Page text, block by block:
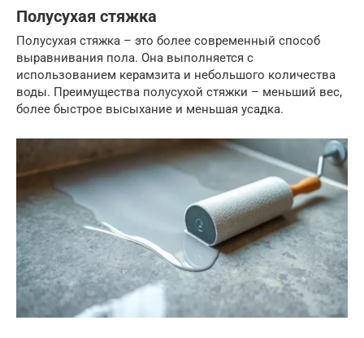
Полусухая стяжка
Полусухая стяжка – это более современный способ
выравнивания пола. Она выполняется с
использованием керамзита и небольшого количества
воды. Преимущества полусухой стяжки – меньший вес,
более быстрое высыхание и меньшая усадка.